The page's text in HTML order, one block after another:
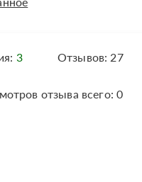
3 Отзывов: 27
отзыва всего: 0